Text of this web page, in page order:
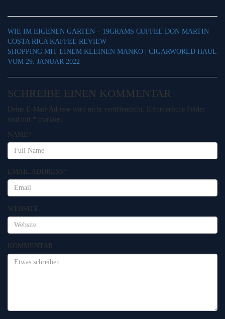
WIE IM EIGENEN GARTEN – 19GRAMS COFFEE DON MARTIN
COSTA RICA KAFFEE REVIEW
SHOPPING MIT EINEM KLEINEN MANKO | CIGARWORLD HAUL
VOM 29. JANUAR 2022
SCHREIBE EINEN KOMMENTAR
Deine E-Mail-Adresse wird nicht veröffentlicht.
Erforderliche Felder
sind mit * markiert
NAME *
EMAIL ADDRESS*
WEBSITE
KOMMENTAR